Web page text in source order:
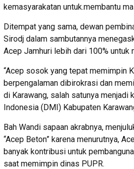
kemasyarakatan untuk.membantu
Ditempat yang sama, dewan
Sirodj dalam sambutannya
Acep Jamhuri lebih dari 100% untuk
“Acep sosok yang tepat memimpin
berpengalaman dibirokrasi dan
di Karawang, salah satunya menjadi
Indonesia (DMI) Kabupaten
Bah Wandi sapaan akrabnya,
“Acep Beton” karena menurutnya,
banyak kontribusi untuk
saat memimpin dinas PUPR.